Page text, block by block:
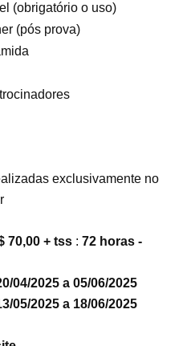
(obrigatório o uso)
(pós prova)
exclusivamente no
70,00 + tss : 72 horas -
04/2025 a 05/06/2025
05/2025 a 18/06/2025